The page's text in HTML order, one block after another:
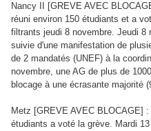
Nancy II [GREVE AVEC
réuni environ 150 étudiants et a
filtrants jeudi 8 novembre. Jeudi 8
suivie d'une manifestation de
de 2 mandatés (UNEF) à la
novembre, une AG de plus de
blocage à une écrasante majorité
Metz [GREVE AVEC BLOCAGE]
étudiants a voté la grève. Mardi